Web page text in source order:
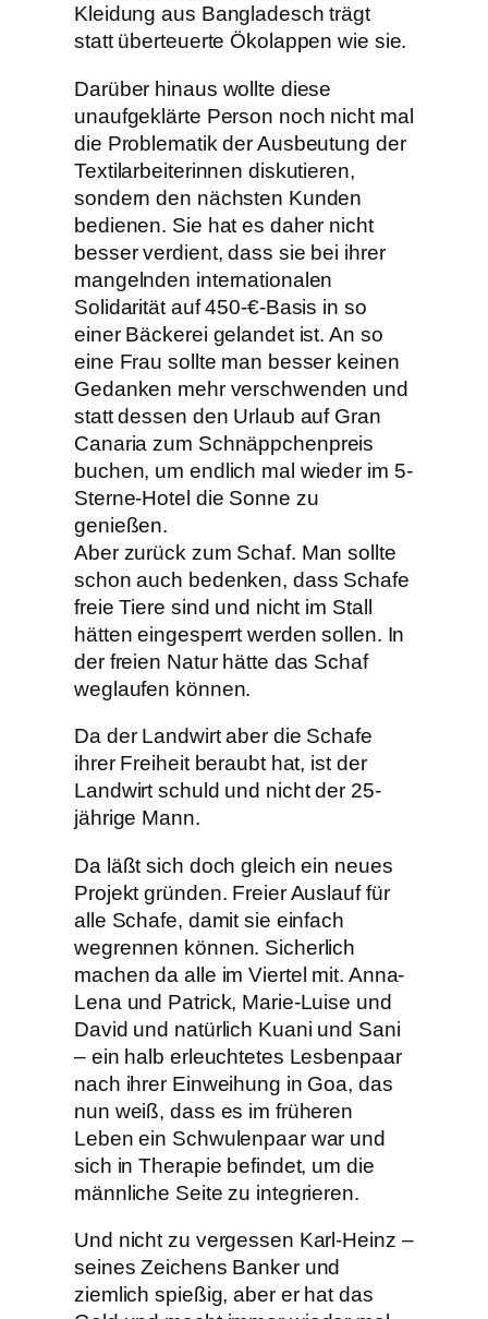
Kleidung aus Bangladesch trägt
statt überteuerte Ökolappen wie sie.
Darüber hinaus wollte diese
unaufgeklärte Person noch nicht mal
die Problematik der Ausbeutung der
Textilarbeiterinnen diskutieren,
sondern den nächsten Kunden
bedienen. Sie hat es daher nicht
besser verdient, dass sie bei ihrer
mangelnden internationalen
Solidarität auf 450-€-Basis in so
einer Bäckerei gelandet ist. An so
eine Frau sollte man besser keinen
Gedanken mehr verschwenden und
statt dessen den Urlaub auf Gran
Canaria zum Schnäppchenpreis
buchen, um endlich mal wieder im 5-
Sterne-Hotel die Sonne zu
genießen.
Aber zurück zum Schaf. Man sollte
schon auch bedenken, dass Schafe
freie Tiere sind und nicht im Stall
hätten eingesperrt werden sollen. In
der freien Natur hätte das Schaf
weglaufen können.
Da der Landwirt aber die Schafe
ihrer Freiheit beraubt hat, ist der
Landwirt schuld und nicht der 25-
jährige Mann.
Da läßt sich doch gleich ein neues
Projekt gründen. Freier Auslauf für
alle Schafe, damit sie einfach
wegrennen können. Sicherlich
machen da alle im Viertel mit. Anna-
Lena und Patrick, Marie-Luise und
David und natürlich Kuani und Sani
– ein halb erleuchtetes Lesbenpaar
nach ihrer Einweihung in Goa, das
nun weiß, dass es im früheren
Leben ein Schwulenpaar war und
sich in Therapie befindet, um die
männliche Seite zu integrieren.
Und nicht zu vergessen Karl-Heinz –
seines Zeichens Banker und
ziemlich spießig, aber er hat das